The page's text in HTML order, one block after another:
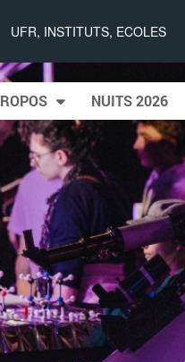
UFR, INSTITUTS, ECOLES
NUITS 2026